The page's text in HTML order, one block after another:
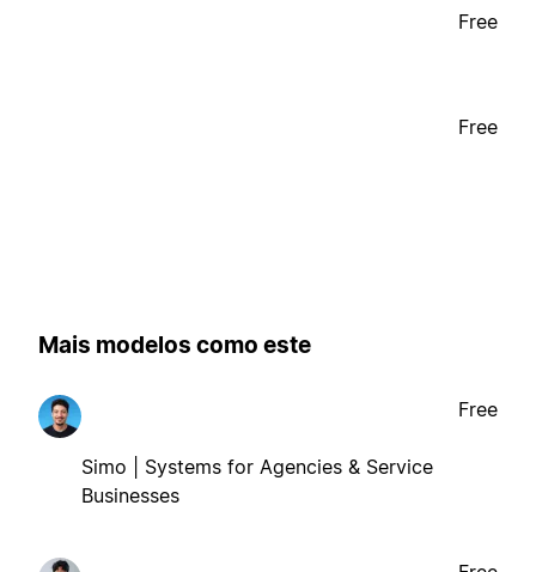
Free
Free
Mais modelos como este
Simo | Systems for Agencies & Service
Businesses
Free